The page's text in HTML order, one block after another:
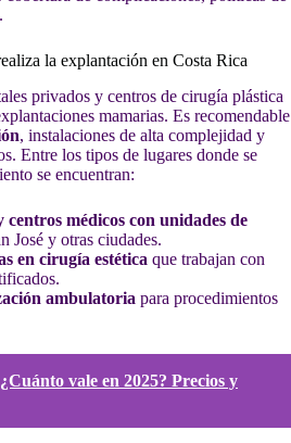
la explantación en Costa Rica
privados y centros de cirugía plástica
mamarias. Es recomendable
, instalaciones de alta complejidad y
Entre los tipos de lugares donde se
se encuentran:
médicos con unidades de
José y otras ciudades.
en cirugía estética que trabajan con
ambulatoria para procedimientos
vale en 2025? Precios y